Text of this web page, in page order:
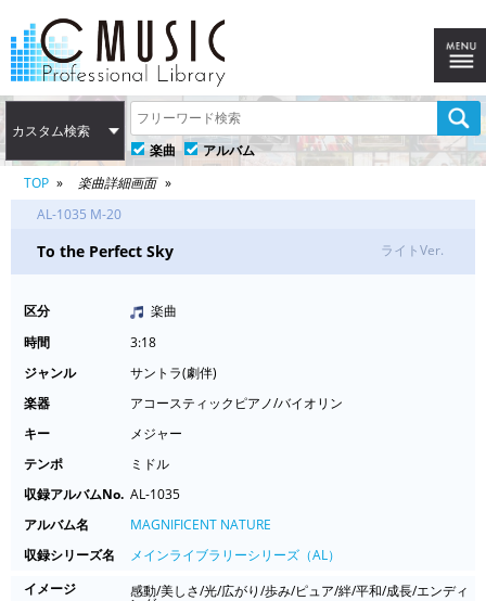
カスタム検索
楽曲
アルバム
TOP
楽曲詳細画面
AL-1035 M-20
To the Perfect Sky ライトVer.
区分
楽曲
時間
3:18
ジャンル
サントラ(劇伴)
楽器
アコースティックピアノ/バイオリン
キー
メジャー
テンポ
ミドル
収録アルバムNo. AL-1035
アルバム名
MAGNIFICENT NATURE
収録シリーズ名
メインライブラリーシリーズ（AL）
イメージ
感動/美しさ/光/広がり/歩み/ピュア/絆/平和/成長/エンディ